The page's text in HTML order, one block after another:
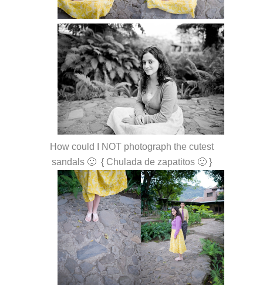
How could I NOT photograph the cutest
sandals 🙂 { Chulada de zapatitos 🙂 }